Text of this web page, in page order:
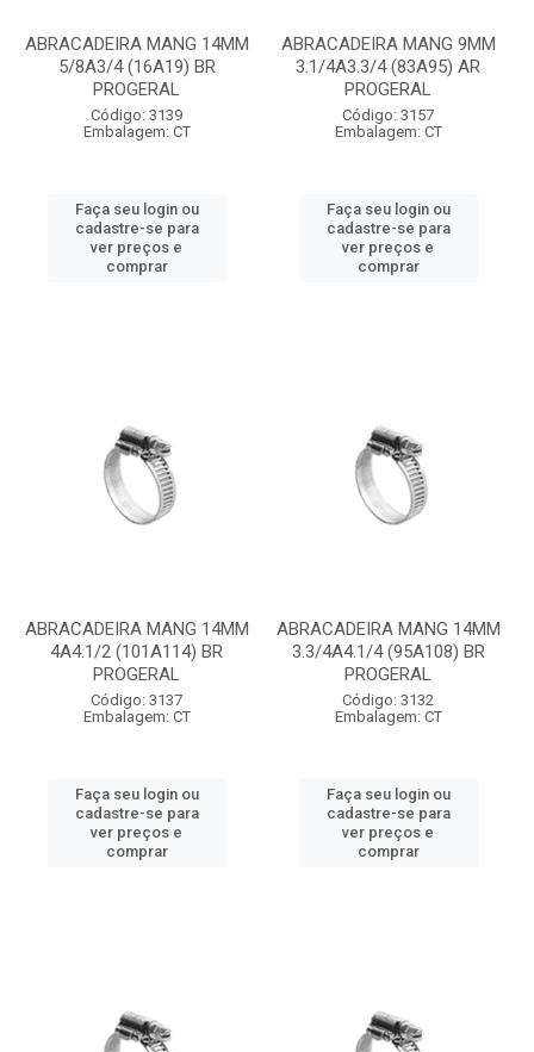
ABRACADEIRA MANG 14MM
5/8A3/4 (16A19) BR
PROGERAL
Código: 3139
Embalagem: CT
Faça seu login ou
cadastre-se para
ver preços e
comprar
ABRACADEIRA MANG 9MM
3.1/4A3.3/4 (83A95) AR
PROGERAL
Código: 3157
Embalagem: CT
Faça seu login ou
cadastre-se para
ver preços e
comprar
ABRACADEIRA MANG 14MM
4A4.1/2 (101A114) BR
PROGERAL
Código: 3137
Embalagem: CT
Faça seu login ou
cadastre-se para
ver preços e
comprar
ABRACADEIRA MANG 14MM
3.3/4A4.1/4 (95A108) BR
PROGERAL
Código: 3132
Embalagem: CT
Faça seu login ou
cadastre-se para
ver preços e
comprar